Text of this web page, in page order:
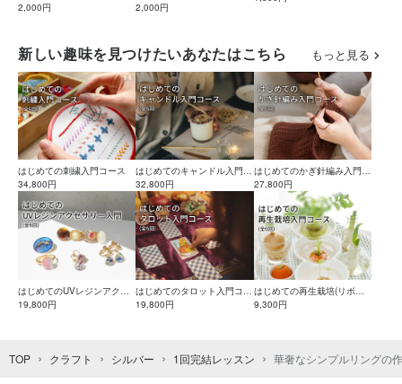
ルファベットチャームの作り
2,000円
トチャームの作り方
2,000円
新しい趣味を見つけたいあなたはこちら もっと見る
はじめての刺繍入門コース
34,800円
はじめてのキャンドル入門コ
ース
32,800円
はじめてのかぎ針編み入門コ
ース
27,800円
はじめてのUVレジンアクセ
サリー入門コース
19,800円
はじめてのタロット入門コー
ス
19,800円
はじめての再生栽培(リボベ
ジ)入門コース
9,300円
TOP クラフト シルバー 1回完結レッスン 華奢なシンプルリングの